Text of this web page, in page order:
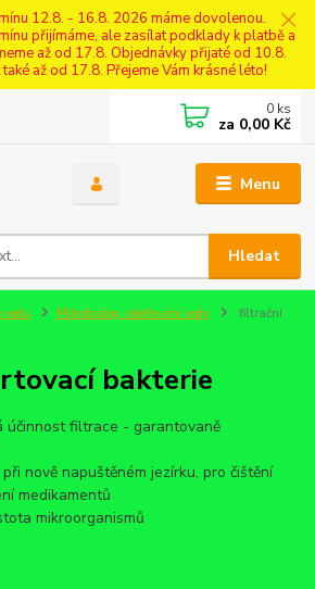
12.8. - 16.8. 2026 máme dovolenou.
přijímáme, ale zasílat podklady k platbě a
až od 17.8. Objednávky přijaté od 10.8.
až od 17.8. Přejeme Vám krásné léto!
Menu
Hledat
0 ks
za 0,00 Kč
vodu Mikrobiolog. ošetřování vody
filtrační
bakterie
účinnost filtrace - garantovaně
nově napuštěném jezírku, pro čištění
medikamentů
mikroorganismů